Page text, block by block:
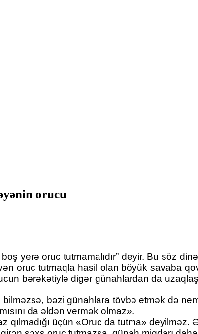
orucu
yerə oruc tutmamalıdır” deyir. Bu söz
oruc tutmaqla hasil olan böyük savaba
bərəkətiylə digər günahlardan da
bəzi günahlara tövbə etmək də
da əldən vermək olmaz».
üçün «Oruc da tutma» deyilməz.